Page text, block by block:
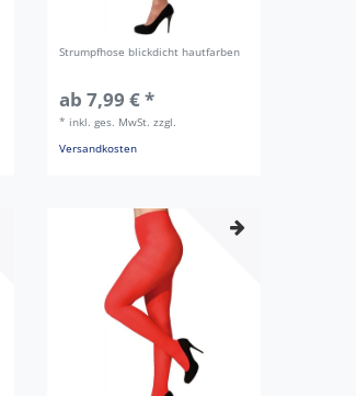
Strumpfhose blickdicht hautfarben
ab 7,99 € *
* inkl. ges. MwSt. zzgl.
Versandkosten